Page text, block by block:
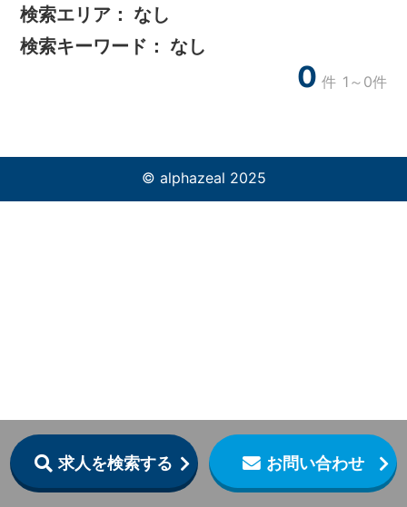
求人を検索する お問い合わせ
検索エリア： なし
検索キーワード： なし
0 件 1～0件
© alphazeal 2025